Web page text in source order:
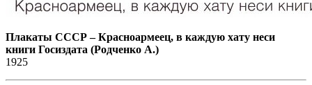
Плакаты СССР–Красноармеец, в каждую хату неси
книги Госиздата (Родченко А.)
1925